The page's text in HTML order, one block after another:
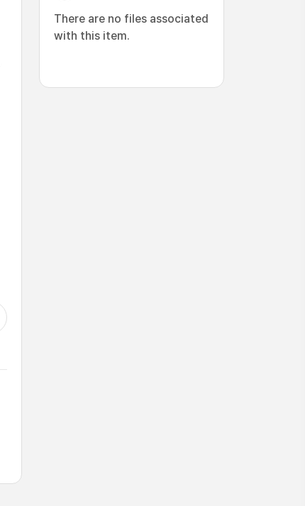
There are no files associated
with this item.